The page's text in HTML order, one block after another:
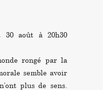
août à 20h30
rongé par la
semble avoir
plus de sens.